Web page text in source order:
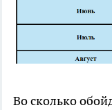
Во сколько